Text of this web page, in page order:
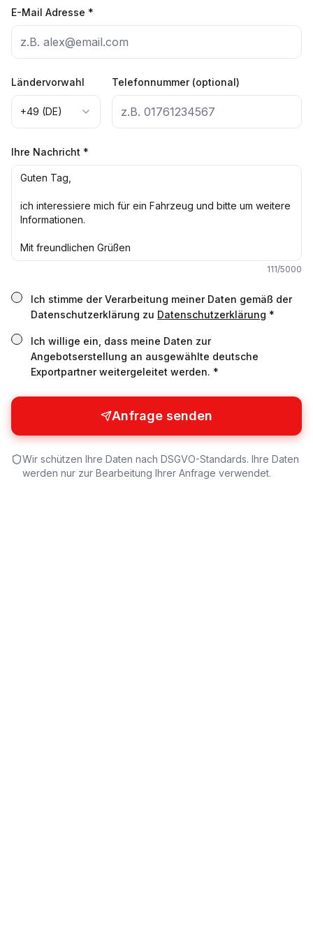
E-Mail Adresse *
Ländervorwahl
+49 (DE)
Telefonnummer (optional)
Ihre Nachricht *
111/5000
Ich stimme der Verarbeitung meiner Daten gemäß der
Datenschutzerklärung zu Datenschutzerklärung *
Ich willige ein, dass meine Daten zur
Angebotserstellung an ausgewählte deutsche
Exportpartner weitergeleitet werden. *
Anfrage senden
Wir schützen Ihre Daten nach DSGVO-Standards. Ihre Daten
werden nur zur Bearbeitung Ihrer Anfrage verwendet.